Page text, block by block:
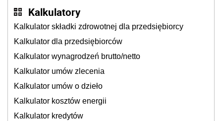
Kalkulatory
Kalkulator składki zdrowotnej dla przedsiębiorcy
Kalkulator dla przedsiębiorców
Kalkulator wynagrodzeń brutto/netto
Kalkulator umów zlecenia
Kalkulator umów o dzieło
Kalkulator kosztów energii
Kalkulator kredytów